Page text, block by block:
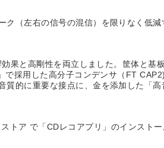
（左右の信号の混信）を限りなく低
と高剛性を両立しました。筐体と基
採用した高分子コンデンサ（FT
的に重要な接点に、金を添加した「
トア で「CDレコアプリ」のインスト